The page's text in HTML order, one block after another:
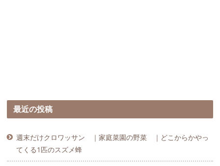
最近の投稿
週末だけクロワッサン ｜家庭菜園の野菜 ｜どこからかやっ
てくる1匹のスズメ蜂